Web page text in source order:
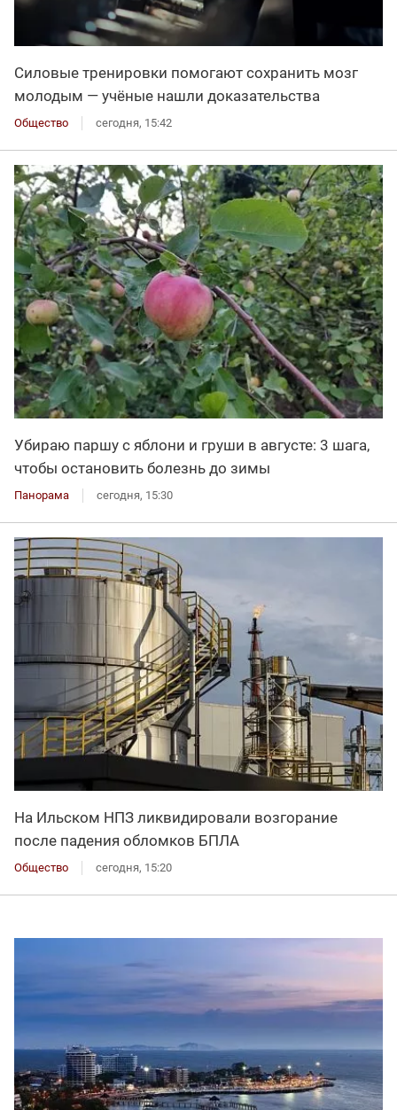
Силовые тренировки помогают сохранить мозг
молодым — учёные нашли доказательства
Общество сегодня, 15:42
Убираю паршу с яблони и груши в августе: 3 шага,
чтобы остановить болезнь до зимы
Панорама сегодня, 15:30
На Ильском НПЗ ликвидировали возгорание
после падения обломков БПЛА
Общество сегодня, 15:20